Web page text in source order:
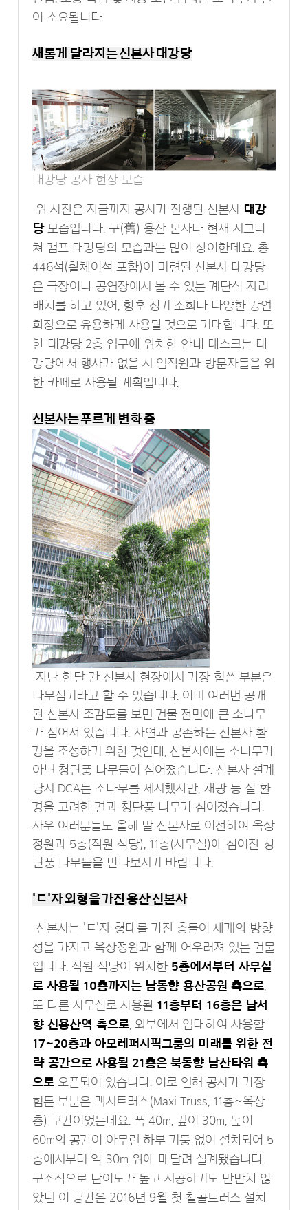
이 소요됩니다.
새롭게 달라지는 신본사 대강당
대강당 공사 현장 모습
위 사진은 지금까지 공사가 진행된 신본사 대강
당모습입니다. 구(舊) 용산 본사나 현재 시그니
쳐 캠프 대강당의 모습과는 많이 상이한데요. 총
446석(휠체어석 포함)이 마련된 신본사 대강당
은 극장이나 공연장에서 볼 수 있는 계단식 자리
배치를 하고 있어, 향후 정기 조회나 다양한 강연
회장으로 유용하게 사용될 것으로 기대합니다. 또
한 대강당 2층 입구에 위치한 안내 데스크는 대
강당에서 행사가 없을 시 임직원과 방문자들을 위
한 카페로 사용될 계획입니다.
신본사는 푸르게 변화 중
지난 한달 간 신본사 현장에서 가장 힘쓴 부분은
나무심기라고 할 수 있습니다. 이미 여러번 공개
된 신본사 조감도를 보면 건물 전면에 큰 소나무
가 심어져 있습니다. 자연과 공존하는 신본사 환
경을 조성하기 위한 것인데, 신본사에는 소나무가
아닌 청단풍 나무들이 심어졌습니다. 신본사 설계
당시 DCA는 소나무를 제시했지만, 채광 등 실 환
경을 고려한 결과 청단풍 나무가 심어졌습니다.
사우 여러분들도 올해 말 신본사로 이전하여 옥상
정원과 5층(직원 식당), 11층(사무실)에 심어진 청
단풍 나무들을 만나보시기 바랍니다.
'ㄷ'자 외형을 가진 용산 신본사
신본사는 'ㄷ'자 형태를 가진 층들이 세개의 방향
성을 가지고 옥상정원과 함께 어우러져 있는 건물
입니다. 직원 식당이 위치한 5층에서부터 사무실
로 사용될 10층까지는 남동향 용산공원 측으로
또 다른 사무실로 사용될 11층부터 16층은 남서
향 신용산역 측으로 , 외부에서 임대하여 사용할
17~20층과 아모레퍼시픽그룹의 미래를 위한 전
략 공간으로 사용될 21층은 북동향 남산타워 측
으로 오픈되어 있습니다. 이로 인해 공사가 가장
힘든 부분은 맥시트러스(Maxi Truss, 11층~옥상
층) 구간이었는데요. 폭 40m, 깊이 30m, 높이
60m의 공간이 아무런 하부 기둥 없이 설치되어 5
층에서부터 약 30m 위에 매달려 설계됐습니다.
구조적으로 난이도가 높고 시공하기도 만만치 않
았던 이 공간은 2016년 9월 첫 철골트러스 설치